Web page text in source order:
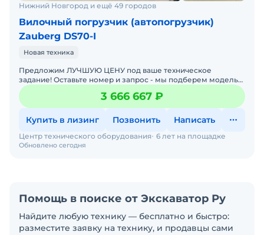
Нижний Новгород и ещё 49 городов
Вилочный погрузчик (автопогрузчик)
Zauberg DS70-I
Новая техника
Предложим ЛУЧШУЮ ЦЕНУ под ваше техническое
задание! Оставьте номер и запрос - мы подберем модель
со СКИДКОЙ. В наличии на складах новые вилочные
погрузчики
3 666 667 ₽
Купить в лизинг Позвонить Написать
Обновлено сегодня
Центр технического оборудования 6 лет на площадке
Помощь в поиске от Экскаватор Ру
Найдите любую технику — бесплатно и быстро:
разместите заявку на технику, и продавцы сами